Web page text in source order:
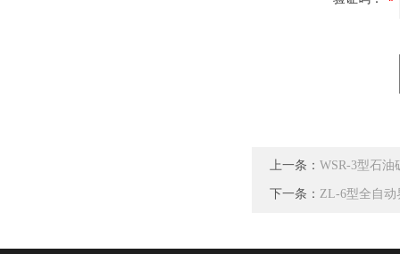
上一条： WSR-3型石油
下一条： ZL-6型全自动